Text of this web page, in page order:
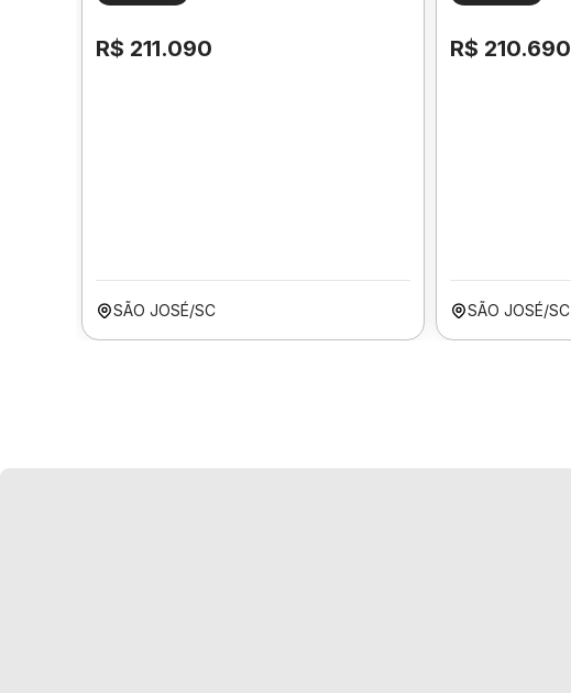
R$ 211.090
SÃO JOSÉ/SC
R$ 210.690
SÃO JOSÉ/SC